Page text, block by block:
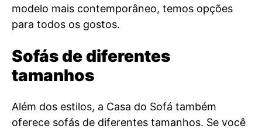
modelo mais contemporâneo, temos opções
para todos os gostos.
Sofás de diferentes
tamanhos
Além dos estilos, a Casa do Sofá também
oferece sofás de diferentes tamanhos. Se você